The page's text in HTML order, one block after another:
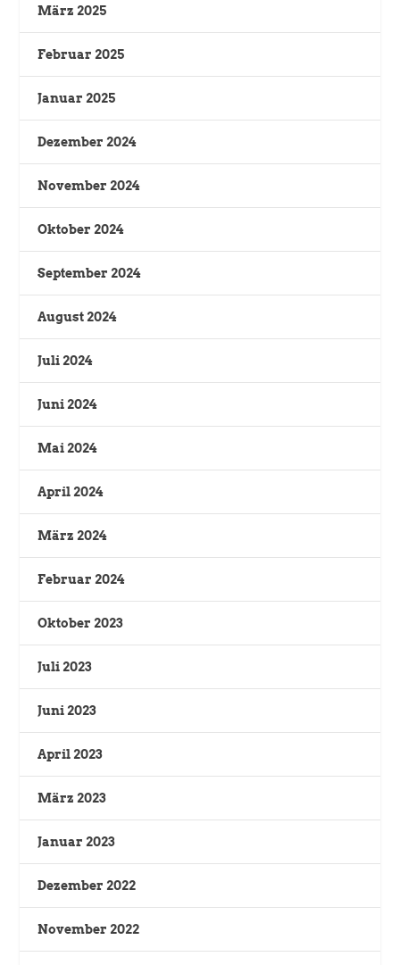
März 2025
Februar 2025
Januar 2025
Dezember 2024
November 2024
Oktober 2024
September 2024
August 2024
Juli 2024
Juni 2024
Mai 2024
April 2024
März 2024
Februar 2024
Oktober 2023
Juli 2023
Juni 2023
April 2023
März 2023
Januar 2023
Dezember 2022
November 2022